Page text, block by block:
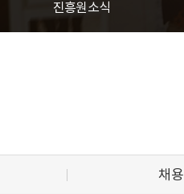
진흥원소식
채용